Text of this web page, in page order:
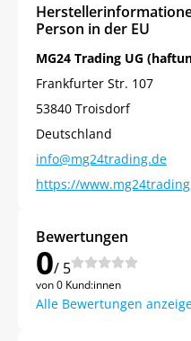
Person in der EU
MG24 Trading UG
Frankfurter Str. 107
53840 Troisdorf
Deutschland
info@mg24trading.de
https://
Bewertungen
0/ 5
von 0 Kund:innen
Alle Bewertungen